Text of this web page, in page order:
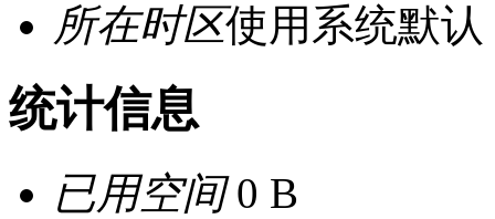
所在时区使用系统默认
统计信息
已用空间0 B